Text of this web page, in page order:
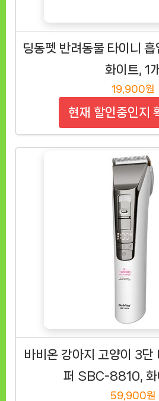
딩동펫 반려동물 타이니
화이트, 1개
19,900원
현재 할인중인지
바비온 강아지 고양이 3단
퍼 SBC-8810, 화
59,900원